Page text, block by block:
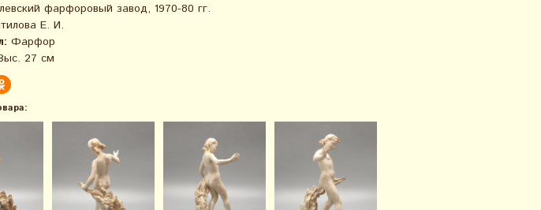
фарфоровый завод, 1970-80 гг.
Е. И.
Фарфор
27 см